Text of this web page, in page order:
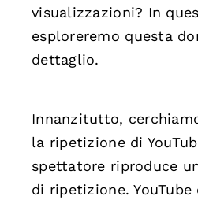
visualizzazioni? In
esploreremo questa
dettaglio.
Innanzitutto,
la ripetizione di
spettatore riproduce
di ripetizione.